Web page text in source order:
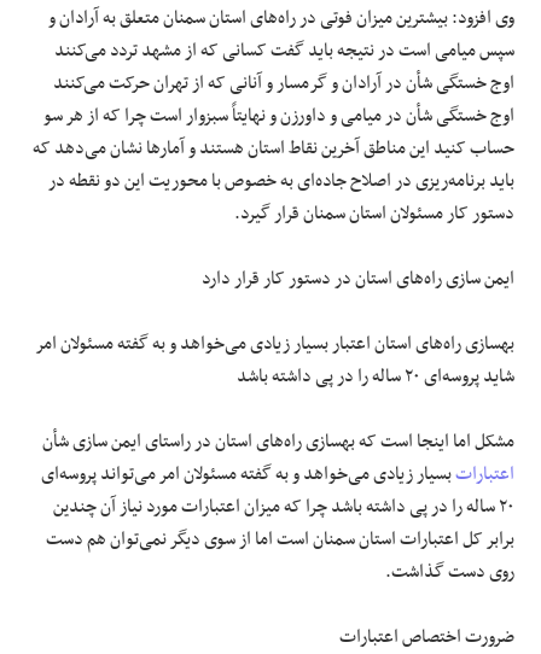
وی افزود: بیشترین میزان فوتی در راه‌های استان سمنان متعلق به آرادان و
سپس میامی است در نتیجه باید گفت کسانی که از مشهد تردد می‌کنند
اوج خستگی شأن در آرادان و گرمسار و آنانی که از تهران حرکت می‌کنند
اوج خستگی شأن در میامی و داورزن و نهایتاً سبزوار است چرا که از هر سو
حساب کنید این مناطق آخرین نقاط استان هستند و آمارها نشان می‌دهد که
باید برنامه‌ریزی در اصلاح جاده‌ای به خصوص با محوریت این دو نقطه در
دستور کار مسئولان استان سمنان قرار گیرد.
ایمن سازی راه‌های استان در دستور کار قرار دارد
بهسازی راه‌های استان اعتبار بسیار زیادی می‌خواهد و به گفته مسئولان امر
شاید پروسه‌ای ۲۰ ساله را در پی داشته باشد
مشکل اما اینجا است که بهسازی راه‌های استان در راستای ایمن سازی شأن
اعتباراتبسیار زیادی می‌خواهد و به گفته مسئولان امر می‌تواند پروسه‌ای
۲۰ ساله را در پی داشته باشد چرا که میزان اعتبارات مورد نیاز آن چندین
برابر کل اعتبارات استان سمنان است اما از سوی دیگر نمی‌توان هم دست
روی دست گذاشت.
ضرورت اختصاص اعتبارات